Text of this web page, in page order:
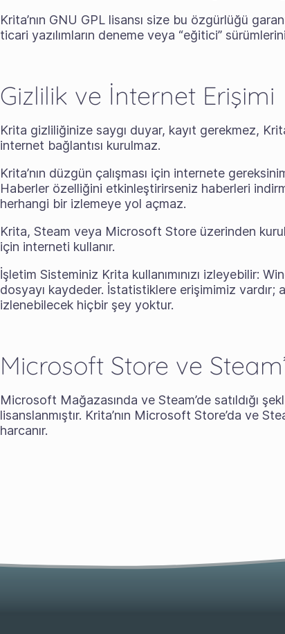
Krita’nın GNU GPL lisansı size bu özgürlüğü
ticari yazılımların deneme veya “eğitici”
Gizlilik ve İnternet Erişimi
Krita gizliliğinize saygı duyar, kayıt gerekmez,
internet bağlantısı kurulmaz.
Krita’nın düzgün çalışması için internete
Haberler özelliğini etkinleştirirseniz haberleri
herhangi bir izlemeye yol açmaz.
Krita, Steam veya Microsoft Store üzerinden
için interneti kullanır.
İşletim Sisteminiz Krita kullanımınızı izleyebilir:
dosyayı kaydeder. İstatistiklere erişimimiz vardır;
izlenebilecek hiçbir şey yoktur.
Microsoft Store ve
Microsoft Mağazasında ve Steam’de satıldığı
lisanslanmıştır. Krita’nın Microsoft Store’da ve
harcanır.